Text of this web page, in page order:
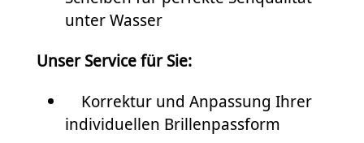
unter Wasser
Unser Service für Sie:
Korrektur und Anpassung Ihrer
individuellen Brillenpassform